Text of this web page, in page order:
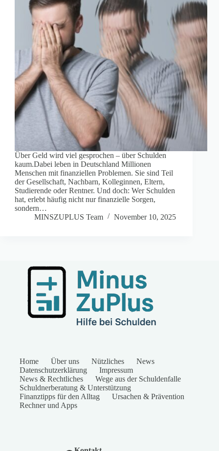
Über Geld wird viel gesprochen – über Schulden
kaum.Dabei leben in Deutschland Millionen
Menschen mit finanziellen Problemen. Sie sind Teil
der Gesellschaft, Nachbarn, Kolleginnen, Eltern,
Studierende oder Rentner. Und doch: Wer Schulden
hat, erlebt häufig nicht nur finanzielle Sorgen,
sondern…
MINSZUPLUS Team
November 10, 2025
Home Über uns Nützliches
News
Datenschutzerklärung
Impressum
News & Rechtliches
Wege aus der Schuldenfalle
Schuldnerberatung & Unterstützung
Finanztipps für den Alltag
Ursachen & Prävention
Rechner und Apps